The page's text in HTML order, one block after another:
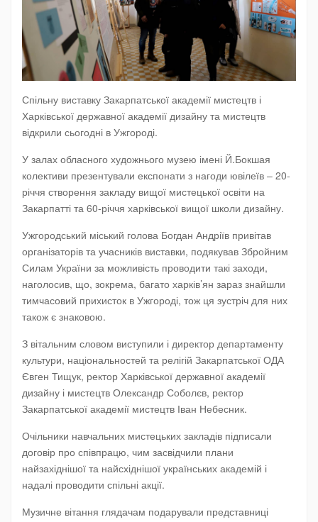
Спільну виставку Закарпатської академії мистецтв і
Харківської державної академії дизайну та мистецтв
відкрили сьогодні в Ужгороді.
У залах обласного художнього музею імені Й.Бокшая
колективи презентували експонати з нагоди ювілеїв – 20-
річчя створення закладу вищої мистецької освіти на
Закарпатті та 60-річчя харківської вищої школи дизайну.
Ужгородський міський голова Богдан Андріїв привітав
організаторів та учасників виставки, подякував Збройним
Силам України за можливість проводити такі заходи,
наголосив, що, зокрема, багато харків’ян зараз знайшли
тимчасовий прихисток в Ужгороді, тож ця зустріч для них
також є знаковою.
З вітальним словом виступили і директор департаменту
культури, національностей та релігій Закарпатської ОДА
Євген Тищук, ректор Харківської державної академії
дизайну і мистецтв Олександр Соболєв, ректор
Закарпатської академії мистецтв Іван Небесник.
Очільники навчальних мистецьких закладів підписали
договір про співпрацю, чим засвідчили плани
найзахіднішої та найсхіднішої українських академій і
надалі проводити спільні акції.
Музичне вітання глядачам подарували представниці